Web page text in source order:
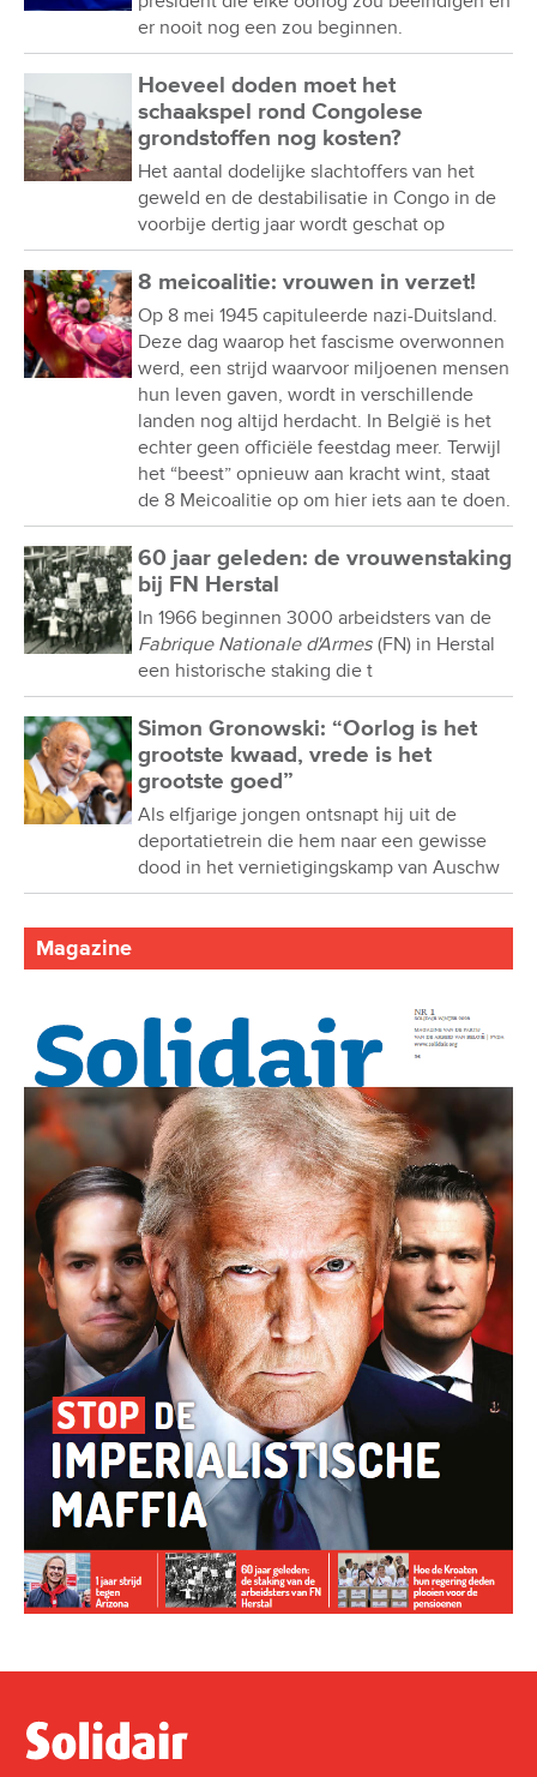
er nooit nog een zou beginnen.
Hoeveel doden moet het
schaakspel rond Congolese
grondstoffen nog kosten?
Het aantal dodelijke slachtoffers van het
geweld en de destabilisatie in Congo in de
voorbije dertig jaar wordt geschat op
8 meicoalitie: vrouwen in verzet!
Op 8 mei 1945 capituleerde nazi-Duitsland.
Deze dag waarop het fascisme overwonnen
werd, een strijd waarvoor miljoenen mensen
hun leven gaven, wordt in verschillende
landen nog altijd herdacht. In België is het
echter geen officiële feestdag meer. Terwijl
het “beest” opnieuw aan kracht wint, staat
de 8 Meicoalitie op om hier iets aan te doen.
60 jaar geleden: de vrouwenstaking
bij FN Herstal
In 1966 beginnen 3000 arbeidsters van de
Fabrique Nationale d'Armes (FN) in Herstal
een historische staking die t
Simon Gronowski: “Oorlog is het
grootste kwaad, vrede is het
grootste goed”
Als elfjarige jongen ontsnapt hij uit de
deportatietrein die hem naar een gewisse
dood in het vernietigingskamp van Auschw
Magazine